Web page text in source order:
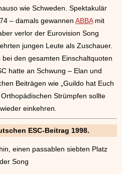
wie Schweden. Spektakulär
– damals gewannen ABBAmit
verlor der Eurovision Song
jungen Leute als Zuschauer.
den gesamten Einschaltquoten
hatte an Schwung – Elan und
Beiträgen wie „Guildo hat Euch
Strümpfen sollte
einkehren.
ESC-Beitrag 1998.
einen passablen siebten Platz
Song